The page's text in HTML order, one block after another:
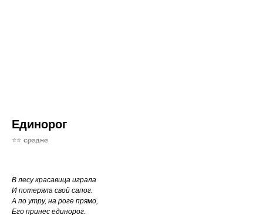
Единорог
⭐⭐ средне
В лесу красавица играла
И потеряла свой сапог.
А по утру, на роге прямо,
Его принес единорог.